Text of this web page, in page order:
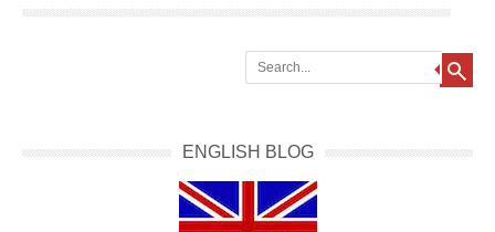
Search
ENGLISH BLOG